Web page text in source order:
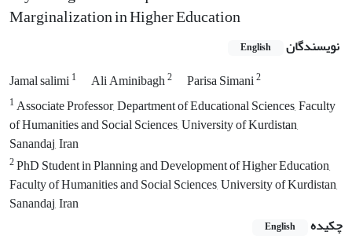
Marginalization in Higher Education
نویسندگان English
Jamal salimi1 Ali Aminibagh2 Parisa Simani2
1Associate Professor, Department of Educational Sciences, Faculty
of Humanities and Social Sciences, University of Kurdistan,
Sanandaj, Iran
2PhD Student in Planning and Development of Higher Education,
Faculty of Humanities and Social Sciences, University of Kurdistan,
Sanandaj, Iran
چکیده
English